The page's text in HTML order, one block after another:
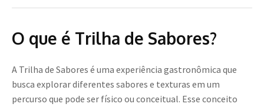
O que é Trilha de Sabores?
A Trilha de Sabores é uma experiência gastronômica que
busca explorar diferentes sabores e texturas em um
percurso que pode ser físico ou conceitual. Esse conceito